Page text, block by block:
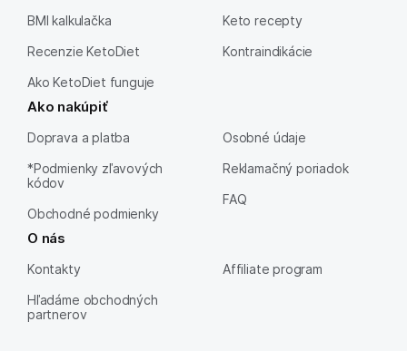
BMI kalkulačka
Recenzie KetoDiet
Ako KetoDiet funguje
Keto recepty
Kontraindikácie
Ako nakúpiť
Doprava a platba
*Podmienky zľavových
kódov
Obchodné podmienky
Osobné údaje
Reklamačný poriadok
FAQ
O nás
Kontakty
Hľadáme obchodných
partnerov
Affiliate program